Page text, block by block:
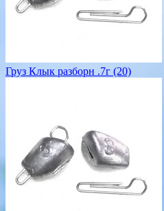
Груз Клык разборн .7г (20)